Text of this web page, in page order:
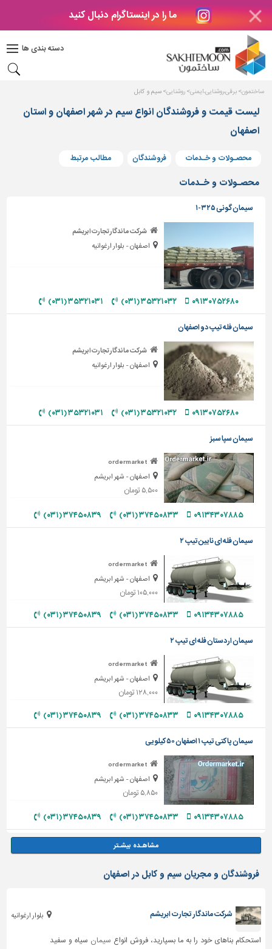
ما را در اینستاگرام دنبال کنید
دسته بندی ها
دکوراسیون
بتن
های
بتنی
درب
پنجره
مصالح
پله،
حفاظ
دیوارپوش،
کفپوش
و
سنگ
بهداشتی
ابزار،یراق
و
ماشین
آلات
برقی،روشنایی،ایمنی
محوطه
سازی
و
نما
ساخت
و
ساز
تاسیسات
ساختمان
شهرسازی،
ترافیک
و
سازه
سایر
ساختمون برقی،روشنایی،ایمنی روشنایی سیم و کابل
لیست قیمت و فروشندگان انواع سیم در شهر اصفهان و استان
اصفهان
محصـولات و خـدمات فروشندگان مطالب مرتبط
محصـولات و خـدمات
سیمان گونی ۳۲۵-۱
شرکت ماندگار تجارت ابریشم
اصفهان - بلوار ارغوانیه
۰۹۱۳۰۷۵۲۶۸۰ ۳۵۳۲۱۰۳۲ (۰۳۱) ۳۵۳۲۱۰۳۱ (۰۳۱)
سیمان فله تیپ دو اصفهان
شرکت ماندگار تجارت ابریشم
اصفهان - بلوار ارغوانیه
۰۹۱۳۰۷۵۲۶۸۰ ۳۵۳۲۱۰۳۲ (۰۳۱) ۳۵۳۲۱۰۳۱ (۰۳۱)
سیمان سپا سبز
ordermarket
اصفهان - شهر ابریشم
۵,۵۰۰ تومان
۰۹۱۳۴۳۰۷۸۸۵ ۳۷۴۵۰۸۳۳ (۰۳۱) ۳۷۴۵۰۸۳۹ (۰۳۱)
سیمان فله ای نایین تیپ ۲
ordermarket
اصفهان - شهر ابریشم
۱۰۵,۰۰۰ تومان
۰۹۱۳۴۳۰۷۸۸۵ ۳۷۴۵۰۸۳۳ (۰۳۱) ۳۷۴۵۰۸۳۹ (۰۳۱)
سیمان اردستان فله ای تیپ ۲
ordermarket
اصفهان - شهر ابریشم
۱۲۸,۰۰۰ تومان
۰۹۱۳۴۳۰۷۸۸۵ ۳۷۴۵۰۸۳۳ (۰۳۱) ۳۷۴۵۰۸۳۹ (۰۳۱)
سیمان پاکتی تیپ ۱ اصفهان ۵۰ کیلویی
ordermarket
اصفهان - شهر ابریشم
۵,۸۵۰ تومان
۰۹۱۳۴۳۰۷۸۸۵ ۳۷۴۵۰۸۳۳ (۰۳۱) ۳۷۴۵۰۸۳۹ (۰۳۱)
فروشندگان و مجریان سیم و کابل در اصفهان
بلوار ارغوانیه شرکت ماندگار تجارت ابریشم
استحکام بناهای خود را به ما بسپارید، فروش انواع سیمان سیاه و سفید